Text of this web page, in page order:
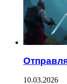
10.03.2026